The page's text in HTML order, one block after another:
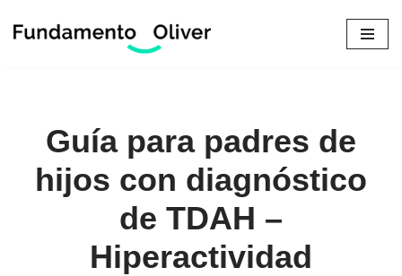
Guía para padres de
hijos con diagnóstico
de TDAH –
Hiperactividad